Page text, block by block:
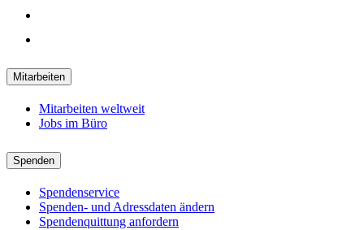
Mitarbeiten
Mitarbeiten weltweit
Jobs im Büro
Spenden
Spendenservice
Spenden- und Adressdaten ändern
Spendenquittung anfordern